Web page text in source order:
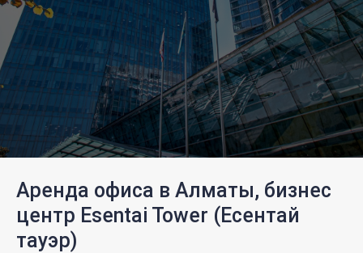
Аренда офиса в Алматы, бизнес
центр Esentai Tower (Есентай
тауэр)